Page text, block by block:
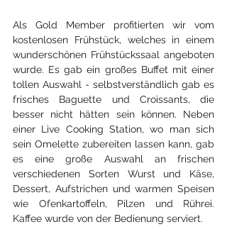
Als Gold Member profitierten wir vom
kostenlosen Frühstück, welches in einem
wunderschönen Frühstückssaal angeboten
wurde. Es gab ein großes Buffet mit einer
tollen Auswahl - selbstverständlich gab es
frisches Baguette und Croissants, die
besser nicht hätten sein können. Neben
einer Live Cooking Station, wo man sich
sein Omelette zubereiten lassen kann, gab
es eine große Auswahl an frischen
verschiedenen Sorten Wurst und Käse,
Dessert, Aufstrichen und warmen Speisen
wie Ofenkartoffeln, Pilzen und Rührei.
Kaffee wurde von der Bedienung serviert.